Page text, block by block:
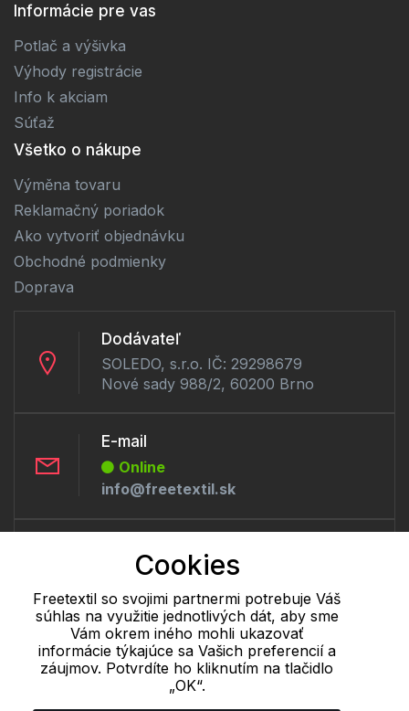
Informácie pre vas
Potlač a výšivka
Výhody registrácie
Info k akciam
Súťaž
Všetko o nákupe
Výměna tovaru
Reklamačný poriadok
Ako vytvoriť objednávku
Obchodné podmienky
Doprava
Dodávateľ
SOLEDO, s.r.o. IČ: 29298679
Nové sady 988/2, 60200 Brno
E-mail
Online
info@freetextil.sk
Offline
+421 277 270 056
Cookie - podrobné nastavenie| Ďalšie informácie|Spracovanie
osobných údajov
Cookies
Freetextil so svojimi partnermi potrebuje Váš
súhlas na využitie jednotlivých dát, aby sme
Vám okrem iného mohli ukazovať
informácie týkajúce sa Vašich preferencií a
záujmov. Potvrdíte ho kliknutím na tlačidlo
„OK“.